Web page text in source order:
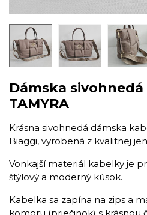
Dámska
TAMYRA
Krásna sivohnedá dámska
Biaggi, vyrobená z kvalitnej
Vonkajší materiál kabelky je
štýlový a moderný kúsok.
Kabelka sa zapína na zips a